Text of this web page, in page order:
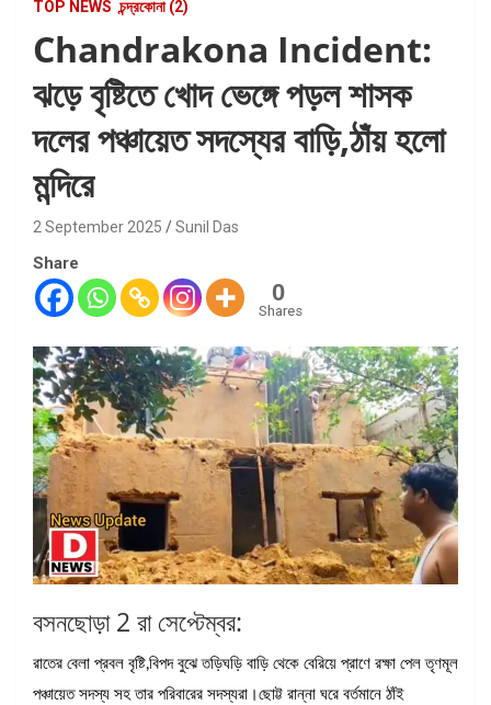
TOP NEWS চন্দ্রকোনা (2)
Chandrakona Incident:
ঝড়ে বৃষ্টিতে খোদ ভেঙ্গে পড়ল শাসক
দলের পঞ্চায়েত সদস্যের বাড়ি,ঠাঁয় হলো
মন্দিরে
2 September 2025 Sunil Das
Share
0
Shares
বসনছোড়া 2 রা সেপ্টেম্বর:
রাতের বেলা প্রবল বৃষ্টি,বিপদ বুঝে তড়িঘড়ি বাড়ি থেকে বেরিয়ে প্রাণে রক্ষা পেল তৃণমূল
পঞ্চায়েত সদস্য সহ তার পরিবারের সদস্যরা।ছোট্ট রান্না ঘরে বর্তমানে ঠাঁই